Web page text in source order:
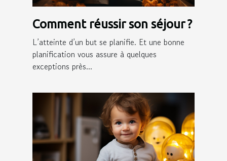
Comment réussir son séjour ?
L’atteinte d’un but se planifie. Et une bonne
planification vous assure à quelques
exceptions près...